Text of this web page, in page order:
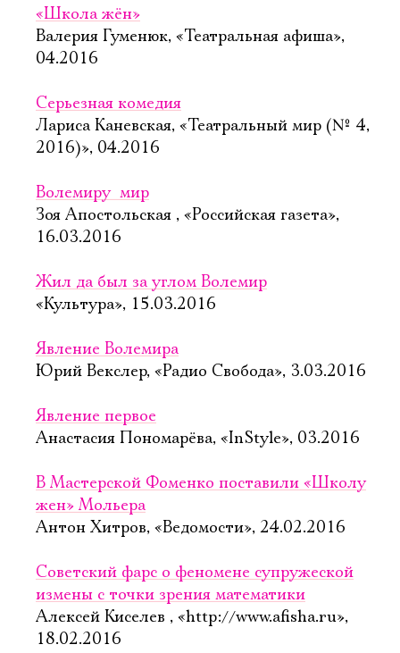
«Школа жён»
Валерия Гуменюк, «Театральная афиша»,
04.2016
Серьезная комедия
Лариса Каневская, «Театральный мир (№ 4,
2016)», 04.2016
Волемиру  мир
Зоя Апостольская , «Российская газета»,
16.03.2016
Жил да был за углом Волемир
«Культура», 15.03.2016
Явление Волемира
Юрий Векслер, «Радио Свобода», 3.03.2016
Явление первое
Анастасия Пономарёва, «InStyle», 03.2016
В Мастерской Фоменко поставили «Школу
жен» Мольера
Антон Хитров, «Ведомости», 24.02.2016
Советский фарс о феномене супружеской
измены с точки зрения математики
Алексей Киселев , «http://www.afisha.ru»,
18.02.2016